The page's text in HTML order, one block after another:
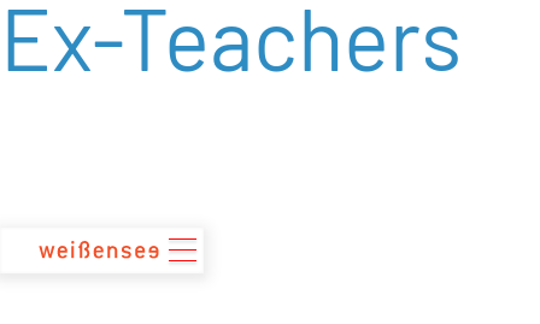
zum
Inhalt
Ex-Teachers